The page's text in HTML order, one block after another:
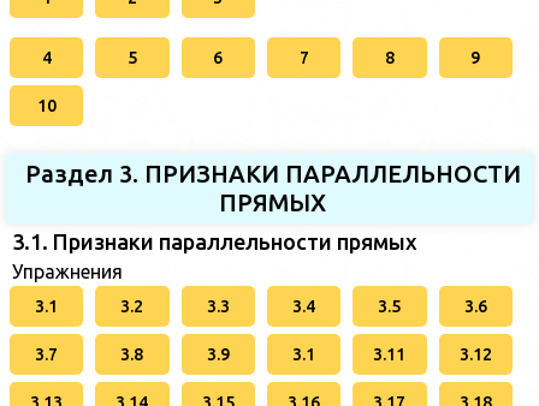
4 5 6 7 8 9
10
Раздел 3. ПРИЗНАКИ ПАРАЛЛЕЛЬНОСТИ
ПРЯМЫХ
3.1. Признаки параллельности прямых
Упражнения
3.1 3.2 3.3 3.4 3.5 3.6
3.7 3.8 3.9 3.1 3.11 3.12